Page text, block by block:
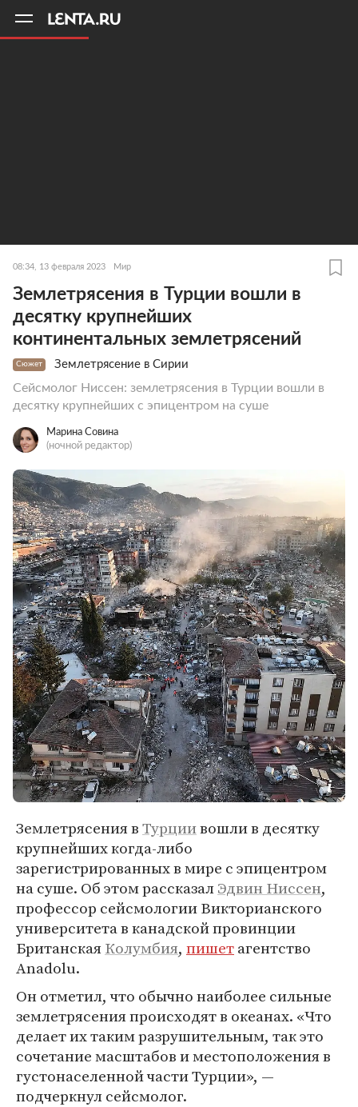
08:34, 13 февраля 2023 Мир
Землетрясения в Турции вошли в
десятку крупнейших
континентальных землетрясений
Сюжет Землетрясение в Сирии
Сейсмолог Ниссен: землетрясения в Турции вошли в
десятку крупнейших с эпицентром на суше
Марина Совина
(ночной редактор)
Землетрясения вТурциивошли в десятку
крупнейших когда-либо
зарегистрированных в мире с эпицентром
на суше. Об этом рассказалЭдвин Ниссен,
профессор сейсмологии Викторианского
университета в канадской провинции
БританскаяКолумбия, пишетагентство
Anadolu.
Он отметил, что обычно наиболее сильные
землетрясения происходят в океанах. «Что
делает их таким разрушительным, так это
сочетание масштабов и местоположения в
густонаселенной части Турции», —
подчеркнул сейсмолог.